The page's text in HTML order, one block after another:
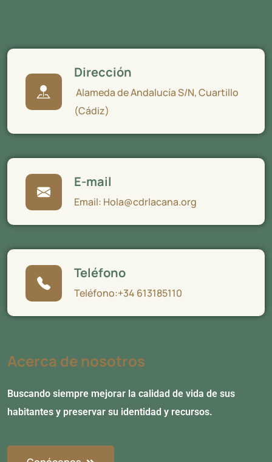
Dirección
Alameda de Andalucía S/N, Cuartillo
(Cádiz)
E-mail
Email: Hola@cdrlacana.org
Teléfono
Teléfono:+34 613185110
Acerca de nosotros
Buscando siempre mejorar la calidad de vida de sus
habitantes y preservar su identidad y recursos.